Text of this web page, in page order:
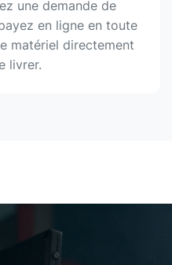
une demande de
en ligne en toute
matériel directement
livrer.